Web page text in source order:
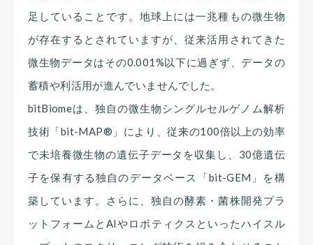
足していることです。地球上には一兆種もの微生物
が存在するとされていますが、従来活用されてきた
微生物データはその0.001%以下に過ぎず、データの
蓄積や利活用が進んでいませんでした。
bitBiomeは、独自の微生物シングルセルゲノム解析
技術「bit-MAP®︎」により、従来の100倍以上の効率
で未培養微生物の遺伝子データを収集し、30億遺伝
子を保有する独自のデータベース「bit-GEM」を構
築しています。さらに、独自の酵素・菌株開発プラ
ットフォームとAIやロボティクスといったハイスル